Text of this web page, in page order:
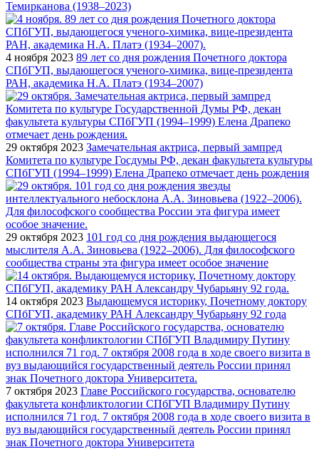
Темирканова (1938–2023)
4 ноября 2023 89 лет со дня рождения Почетного доктора
СПбГУП, выдающегося ученого-химика, вице-президента
РАН, академика Н.А. Платэ (1934–2007)
29 октября 2023 Замечательная актриса, первый зампред
Комитета по культуре Госдумы РФ, декан факультета культуры
СПбГУП (1994–1999) Елена Драпеко отмечает день рождения
29 октября 2023 101 год со дня рождения выдающегося
мыслителя А.А. Зиновьева (1922–2006). Для философского
сообщества страны эта фигура имеет особое значение
14 октября 2023 Выдающемуся историку, Почетному доктору
СПбГУП, академику РАН Александру Чубарьяну 92 года
7 октября 2023 Главе Российского государства, основателю
факультета конфликтологии СПбГУП Владимиру Путину
исполнился 71 год. 7 октября 2008 года в ходе своего визита в
вуз выдающийся государственный деятель России принял
знак Почетного доктора Университета